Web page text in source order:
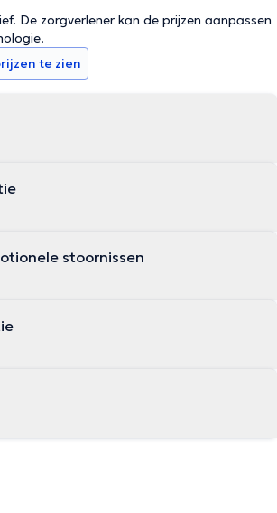
De zorgverlener kan de prijzen aanpassen
te zien
stoornissen